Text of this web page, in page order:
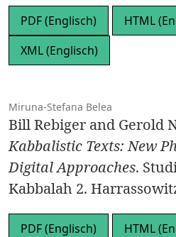
PDF (Englisch)
HTML
XML (Englisch)
Miruna-Stefana Belea
Bill Rebiger and Gerold
Kabbalistic Texts: New
Digital Approaches.
Kabbalah 2.
PDF (Englisch)
HTML